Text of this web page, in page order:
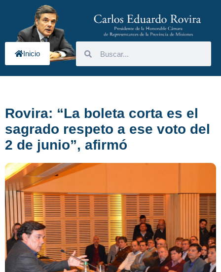
Inicio
Rovira: “La boleta corta es el
sagrado respeto a ese voto del
2 de junio”, afirmó